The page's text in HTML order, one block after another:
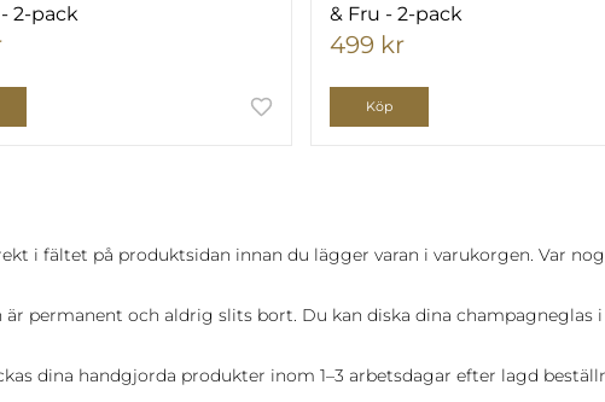
2-pack
& Fru - 2-pack
499 kr
Köp
i fältet på produktsidan innan du lägger varan i varukorgen. Var
permanent och aldrig slits bort. Du kan diska dina champagneglas
dina handgjorda produkter inom 1–3 arbetsdagar efter lagd